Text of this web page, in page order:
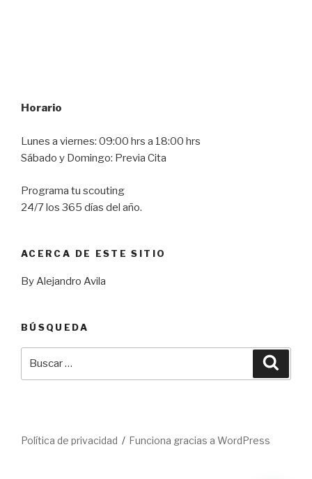
Horario
Lunes a viernes: 09:00 hrs a 18:00 hrs
Sábado y Domingo: Previa Cita
Programa tu scouting
24/7 los 365 días del año.
ACERCA DE ESTE SITIO
By Alejandro Avila
BÚSQUEDA
Política de privacidad Funciona gracias a WordPress